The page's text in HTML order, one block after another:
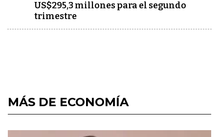
US$295,3 millones para el segundo
trimestre
MÁS DE ECONOMÍA